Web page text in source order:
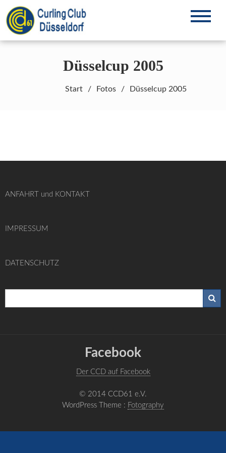
Zum
Inhalt
springen
Düsselcup 2005
Start Fotos Düsselcup 2005
ANFAHRT und KONTAKT
IMPRESSUM
DATENSCHUTZ
Facebook
Der CCD auf Facebook
© 2014 CCD61 e.V.
WordPress Theme : Fotography